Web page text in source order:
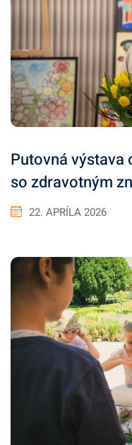
Putovná výstava
so zdravotným
22. APRÍLA 2026